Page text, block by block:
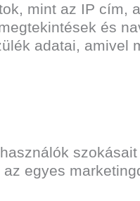
mint az IP cím,
és
adatai, amivel
szokásait
egyes